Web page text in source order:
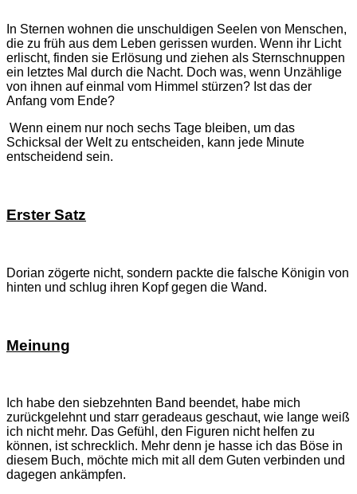
In Sternen wohnen die unschuldigen Seelen von Menschen,
die zu früh aus dem Leben gerissen wurden. Wenn ihr Licht
erlischt, finden sie Erlösung und ziehen als Sternschnuppen
ein letztes Mal durch die Nacht. Doch was, wenn Unzählige
von ihnen auf einmal vom Himmel stürzen? Ist das der
Anfang vom Ende?
Wenn einem nur noch sechs Tage bleiben, um das
Schicksal der Welt zu entscheiden, kann jede Minute
entscheidend sein.
Erster Satz
Dorian zögerte nicht, sondern packte die falsche Königin von
hinten und schlug ihren Kopf gegen die Wand.
Meinung
Ich habe den siebzehnten Band beendet, habe mich
zurückgelehnt und starr geradeaus geschaut, wie lange weiß
ich nicht mehr. Das Gefühl, den Figuren nicht helfen zu
können, ist schrecklich. Mehr denn je hasse ich das Böse in
diesem Buch, möchte mich mit all dem Guten verbinden und
dagegen ankämpfen.